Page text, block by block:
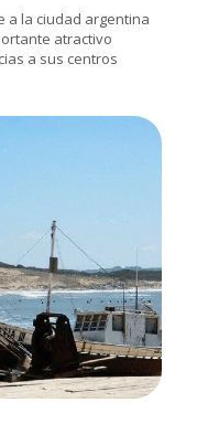
a la ciudad argentina
atractivo
a sus centros